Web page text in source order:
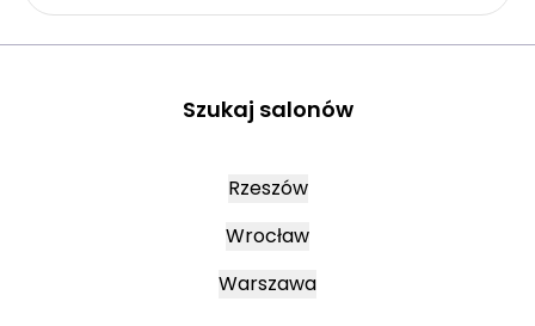
Szukaj salonów
Rzeszów
Wrocław
Warszawa